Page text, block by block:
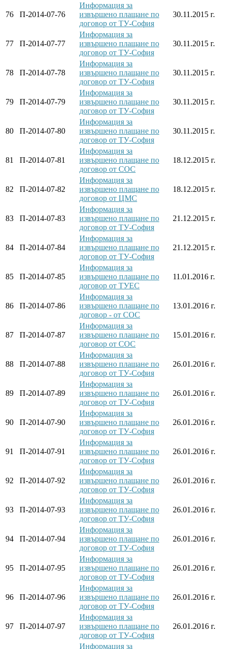
76 П-2014-07-76
Информация за
извършено плащане по
договор от ТУ-София
30.11.2015 г.
77 П-2014-07-77
Информация за
извършено плащане по
договор от ТУ-София
30.11.2015 г.
78 П-2014-07-78
Информация за
извършено плащане по
договор от ТУ-София
30.11.2015 г.
79 П-2014-07-79
Информация за
извършено плащане по
договор от ТУ-София
30.11.2015 г.
80 П-2014-07-80
Информация за
извършено плащане по
договор от ТУ-София
30.11.2015 г.
81 П-2014-07-81
Информация за
извършено плащане по
договор от СОС
18.12.2015 г.
82 П-2014-07-82
Информация за
извършено плащане по
договор от ЦМС
18.12.2015 г.
83 П-2014-07-83
Информация за
извършено плащане по
договор от ТУ-София
21.12.2015 г.
84 П-2014-07-84
Информация за
извършено плащане по
договор от ТУ-София
21.12.2015 г.
85 П-2014-07-85
Информация за
извършено плащане по
договор от ТУЕС
11.01.2016 г.
86 П-2014-07-86
Информация за
извършено плащане по
договор - от СОС
13.01.2016 г.
87 П-2014-07-87
Информация за
извършено плащане по
договор от СОС
15.01.2016 г.
88 П-2014-07-88
Информация за
извършено плащане по
договор от ТУ-София
26.01.2016 г.
89 П-2014-07-89
Информация за
извършено плащане по
договор от ТУ-София
26.01.2016 г.
90 П-2014-07-90
Информация за
извършено плащане по
договор от ТУ-София
26.01.2016 г.
91 П-2014-07-91
Информация за
извършено плащане по
договор от ТУ-София
26.01.2016 г.
92 П-2014-07-92
Информация за
извършено плащане по
договор от ТУ-София
26.01.2016 г.
93 П-2014-07-93
Информация за
извършено плащане по
договор от ТУ-София
26.01.2016 г.
94 П-2014-07-94
Информация за
извършено плащане по
договор от ТУ-София
26.01.2016 г.
95 П-2014-07-95
Информация за
извършено плащане по
договор от ТУ-София
26.01.2016 г.
96 П-2014-07-96
Информация за
извършено плащане по
договор от ТУ-София
26.01.2016 г.
97 П-2014-07-97
Информация за
извършено плащане по
договор от ТУ-София
26.01.2016 г.
Информация за